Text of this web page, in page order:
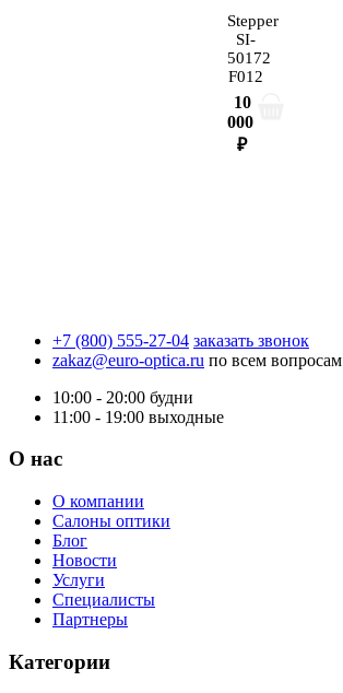
Stepper
SI-
50172
F012
10
000
₽
+7 (800) 555-27-04 заказать звонок
zakaz@euro-optica.ru по всем вопросам
10:00 - 20:00 будни
11:00 - 19:00 выходные
О нас
О компании
Салоны оптики
Блог
Новости
Услуги
Специалисты
Партнеры
Категории